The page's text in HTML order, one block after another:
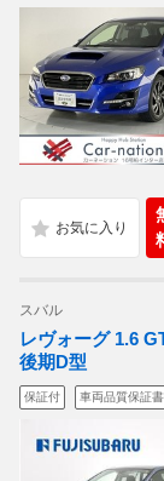
スバル
レヴォーグ 1.6
後期D型
保証付 車両品質保証